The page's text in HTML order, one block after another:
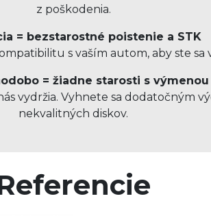
z poškodenia.
= bezstarostné poistenie a STK
s vaším autom, aby ste sa
= žiadne starosti s výmenou
vydržia. Vyhnete sa dodatočným
nekvalitných diskov.